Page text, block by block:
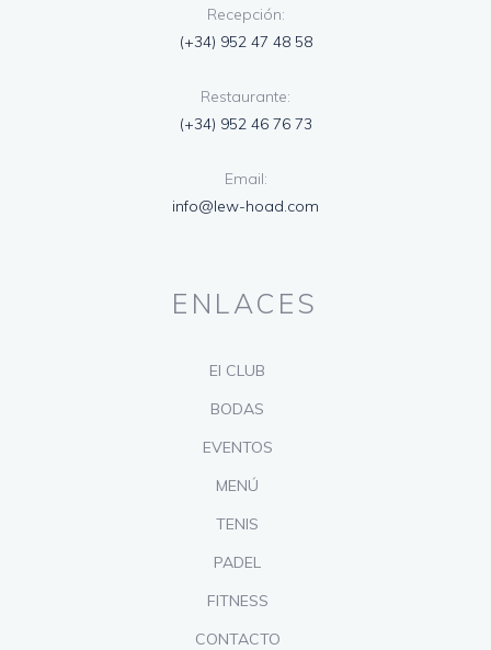
Recepción:
(+34) 952 47 48 58
Restaurante:
(+34) 952 46 76 73
Email:
info@lew-hoad.com
ENLACES
El CLUB
BODAS
EVENTOS
MENÚ
TENIS
PADEL
FITNESS
CONTACTO